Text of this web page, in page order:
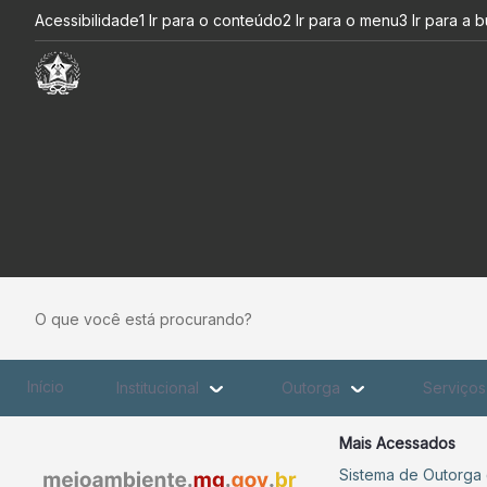
Pular para o Conteúdo principal
Holanda e Brasil discutem
Acessibilidade1 Ir para o conteúdo2 Ir para o menu3 Ir para a
O que você está procurando?
Início Institucional Outorga Serviços
Mais Acessados